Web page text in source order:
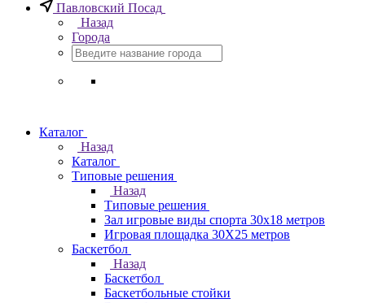
Павловский Посад
Назад
Города
Каталог
Назад
Каталог
Типовые решения
Назад
Типовые решения
Зал игровые виды спорта 30x18 метров
Игровая площадка 30Х25 метров
Баскетбол
Назад
Баскетбол
Баскетбольные стойки